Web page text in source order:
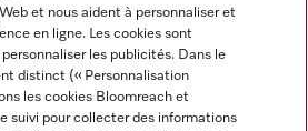
et nous aident à personnaliser et
en ligne. Les cookies sont
les publicités. Dans le
distinct (« Personnalisation
les cookies Bloomreach et
suivi pour collecter des informations